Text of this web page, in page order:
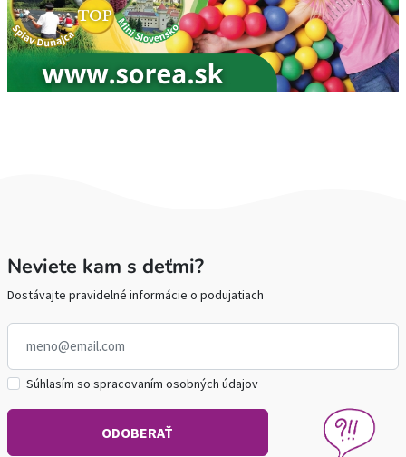
Neviete kam s deťmi?
Dostávajte pravidelné informácie o podujatiach
Súhlasím so spracovaním osobných údajov